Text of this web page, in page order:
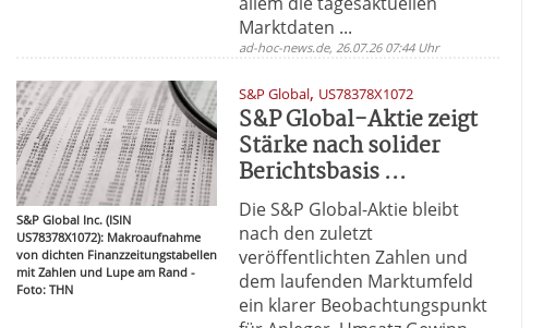
Marktdaten ...
ad-hoc-news.de, 26.07.26 07:44 Uhr
S&P Global Inc. (ISIN
US78378X1072): Makroaufnahme
von dichten Finanzzeitungstabellen
mit Zahlen und Lupe am Rand -
Foto: THN
S&P Global, US78378X1072
S&P Global-Aktie zeigt
Stärke nach solider
Berichtsbasis ...
Die S&P Global-Aktie bleibt
nach den zuletzt
veröffentlichten Zahlen und
dem laufenden Marktumfeld
ein klarer Beobachtungspunkt